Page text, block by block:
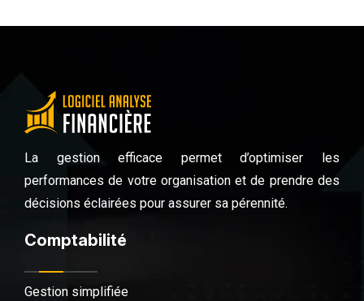
La gestion efficace permet d’optimiser les
performances de votre organisation et de prendre des
décisions éclairées pour assurer sa pérennité.
Comptabilité
Gestion simplifiée